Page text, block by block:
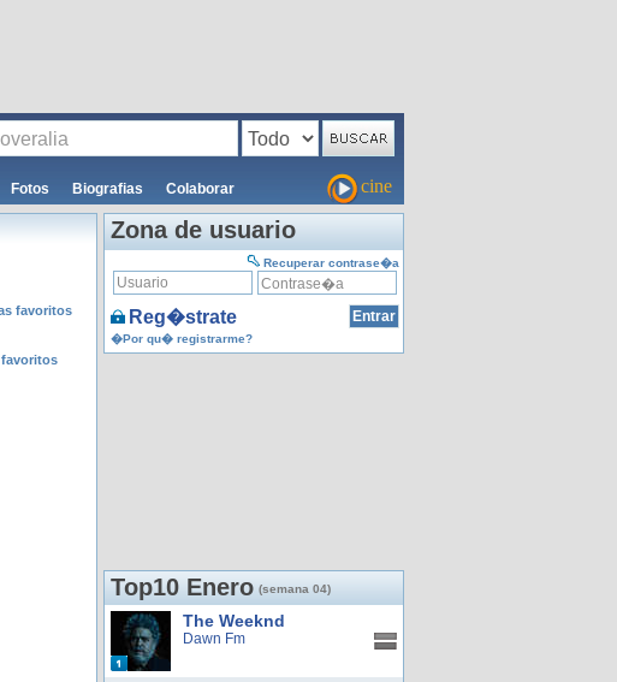
Fotos Biografias Colaborar cine
favoritos
Zona de usuario
Recuperar contrase�a
Reg�strate
�Por qu� registrarme?
Top10 Enero (semana 04)
The Weeknd
Dawn Fm